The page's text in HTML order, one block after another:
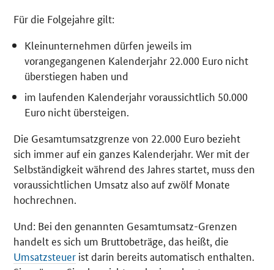
Für die Folgejahre gilt:
Kleinunternehmen dürfen jeweils im
vorangegangenen Kalenderjahr 22.000 Euro nicht
überstiegen haben und
im laufenden Kalenderjahr voraussichtlich 50.000
Euro nicht übersteigen.
Die Gesamtumsatzgrenze von 22.000 Euro bezieht
sich immer auf ein ganzes Kalenderjahr. Wer mit der
Selbständigkeit während des Jahres startet, muss den
voraussichtlichen Umsatz also auf zwölf Monate
hochrechnen.
Und: Bei den genannten Gesamtumsatz-Grenzen
handelt es sich um Bruttobeträge, das heißt, die
Umsatzsteuer ist darin bereits automatisch enthalten.